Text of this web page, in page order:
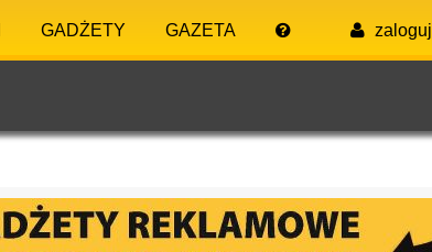
GADŻETY GAZETA zaloguj